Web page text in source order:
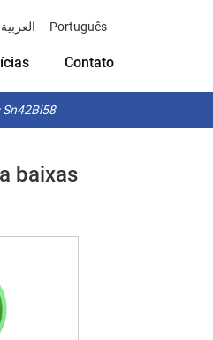
العربية Português
Contato
Sn42Bi58
baixas